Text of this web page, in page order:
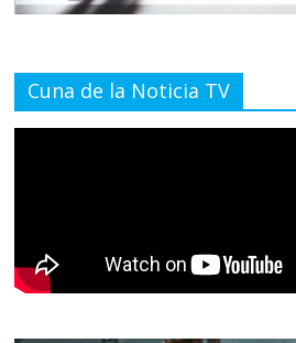
Cuna de la Noticia TV